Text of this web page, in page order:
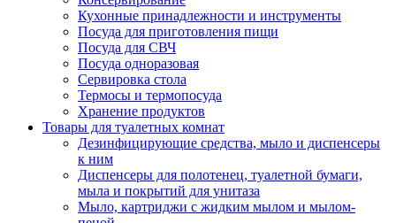
Кухонные принадлежности и инструменты
Посуда для приготовления пищи
Посуда для СВЧ
Посуда одноразовая
Сервировка стола
Термосы и термопосуда
Хранение продуктов
Товары для туалетных комнат
Дезинфицирующие средства, мыло и диспенсеры
к ним
Диспенсеры для полотенец, туалетной бумаги,
мыла и покрытий для унитаза
Мыло, картриджи с жидким мылом и мылом-